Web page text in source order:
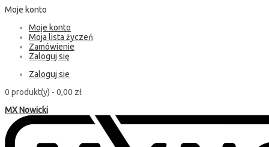
Moje konto
Moje konto
Moja lista życzeń
Zamówienie
Zaloguj się
Zaloguj sie
0 produkt(y) - 0,00 zł
MX Nowicki